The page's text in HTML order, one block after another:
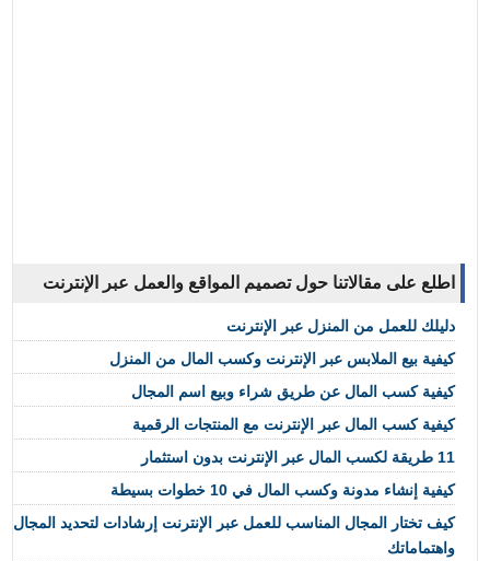
اطلع على مقالاتنا حول تصميم المواقع والعمل عبر الإنترنت
دليلك للعمل من المنزل عبر الإنترنت
كيفية بيع الملابس عبر الإنترنت وكسب المال من المنزل
كيفية كسب المال عن طريق شراء وبيع اسم المجال
كيفية كسب المال عبر الإنترنت مع المنتجات الرقمية
11 طريقة لكسب المال عبر الإنترنت بدون استثمار
كيفية إنشاء مدونة وكسب المال في 10 خطوات بسيطة
كيف تختار المجال المناسب للعمل عبر الإنترنت إرشادات لتحديد المجال
واهتماماتك